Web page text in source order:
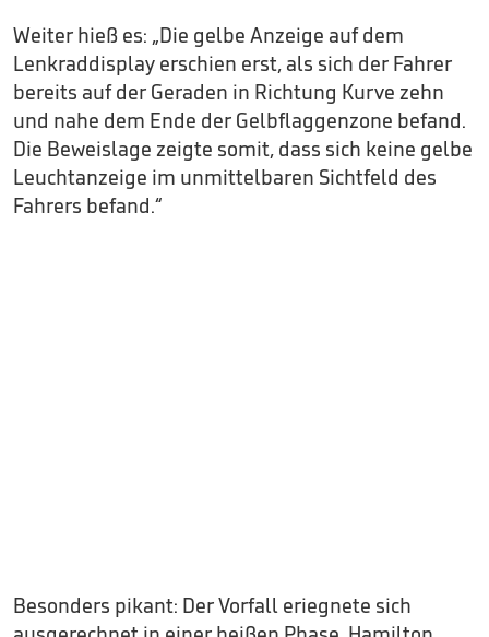
Weiter hieß es: „Die gelbe Anzeige auf dem
Lenkraddisplay erschien erst, als sich der Fahrer
bereits auf der Geraden in Richtung Kurve zehn
und nahe dem Ende der Gelbflaggenzone befand.
Die Beweislage zeigte somit, dass sich keine gelbe
Leuchtanzeige im unmittelbaren Sichtfeld des
Fahrers befand.“
Besonders pikant: Der Vorfall eriegnete sich